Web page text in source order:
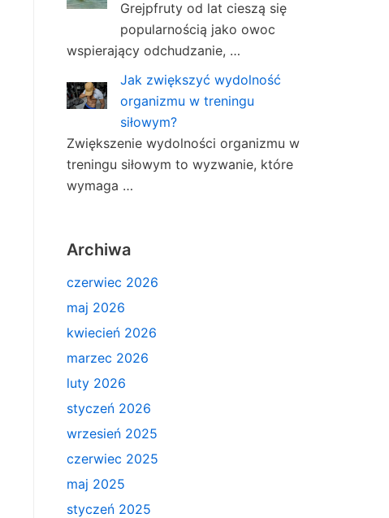
Grejpfruty od lat cieszą się
popularnością jako owoc
wspierający odchudzanie, …
Jak zwiększyć wydolność
organizmu w treningu
siłowym?
Zwiększenie wydolności organizmu w
treningu siłowym to wyzwanie, które
wymaga …
Archiwa
czerwiec 2026
maj 2026
kwiecień 2026
marzec 2026
luty 2026
styczeń 2026
wrzesień 2025
czerwiec 2025
maj 2025
styczeń 2025